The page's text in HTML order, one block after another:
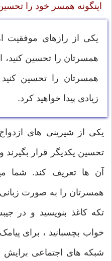
اینگونه همسر خود را
یکی از رازهای موفقیت
همسرتان را تحسین کنید،
همسرتان را تحسین
زیادی پیدا خواهید کرد.
یکی از شیرینی های
تحسین یکدیگر قرار
آن ها تعریف کند. شما
همسرتان را به صورت زبانی
تکه کاغذ بنویسید و در
خواب بچسبانید ، برای
شبکه های اجتماعی برایش